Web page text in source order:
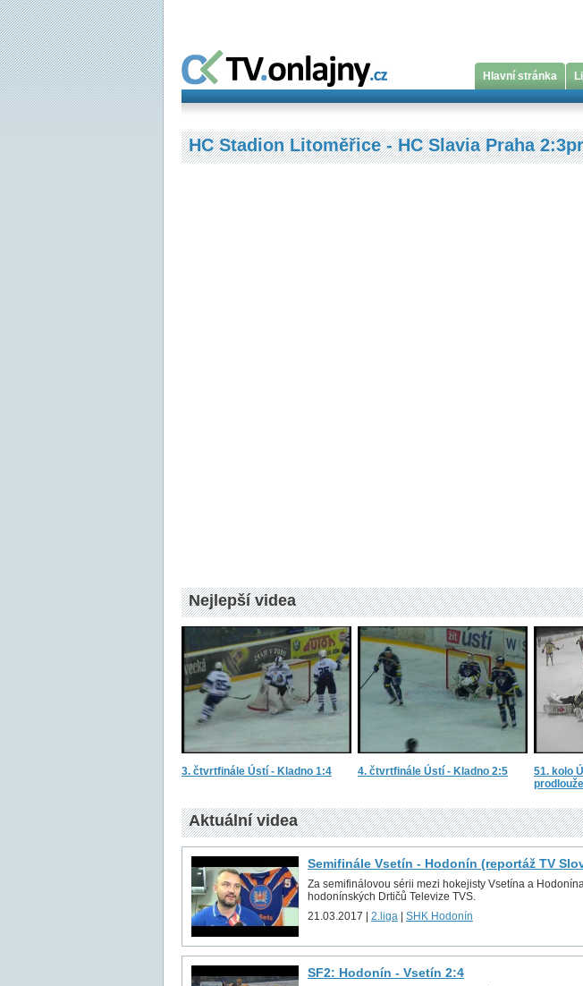
Hlavní stránka
HC Stadion Litoměřice - HC Slavia Praha 2:3pr
Nejlepší videa
3. čtvrtfinále Ústí - Kladno 1:4 4. čtvrtfinále Ústí - Kladno 2:5
51. kolo
Aktuální videa
Semifinále Vsetín - Hodonín (reportáž TV
Za semifinálovou sérii mezi hokejisty Vsetína a
hodonínských Drtičů Televize TVS.
21.03.2017 | 2.liga SHK Hodonín
SF2: Hodonín - Vsetín 2:4